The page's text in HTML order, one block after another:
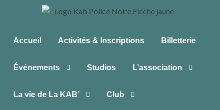
Accueil Activités & Inscriptions Billetterie
Événements Studios L’association
La vie de La KAB’ Club